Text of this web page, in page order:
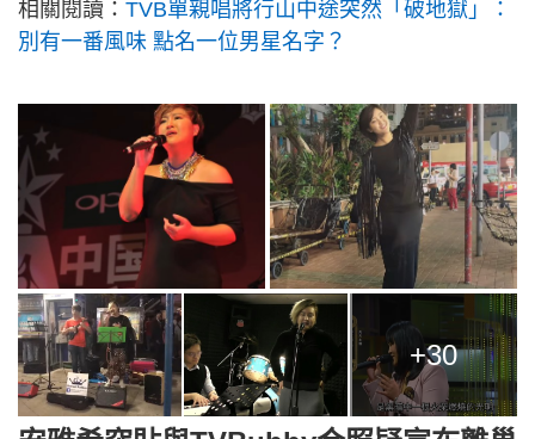
相關閱讀： TVB單親唱將行山中途突然「破地獄」：
別有一番風味 點名一位男星名字？
+30